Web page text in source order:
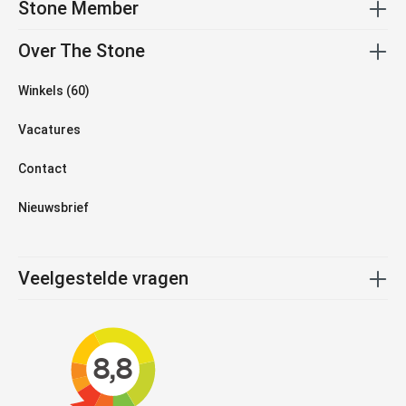
Stone Member
Over The Stone
Winkels (60)
Vacatures
Contact
Nieuwsbrief
Veelgestelde vragen